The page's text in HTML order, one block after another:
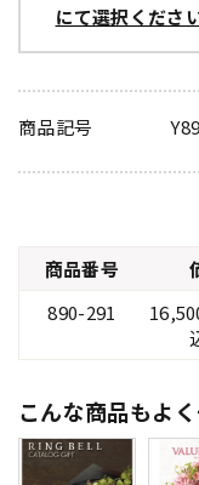
にて選択ください
商品記号
商品番号
890-291
こんな商品もよ